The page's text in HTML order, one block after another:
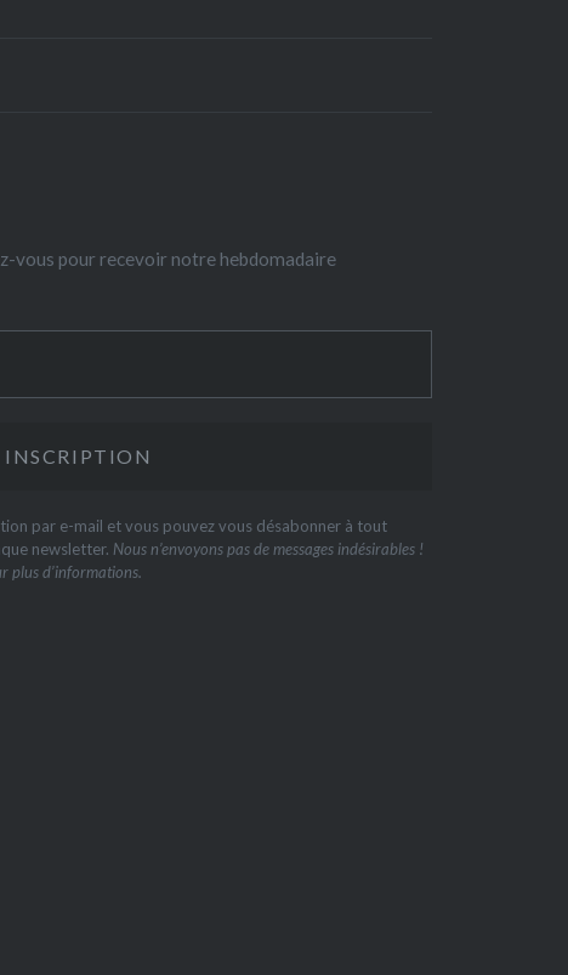
vous pour recevoir notre hebdomadaire
par e-mail et vous pouvez vous désabonner à tout
newsletter. Nous n’envoyons pas de messages indésirables !
plus d’informations.